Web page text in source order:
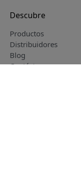
Descubre
Productos
Distribuidores
Blog
Contáctanos